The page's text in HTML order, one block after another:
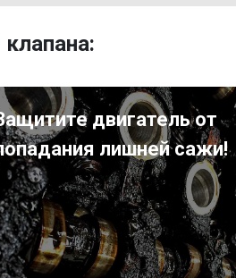
двигатель от
лишней сажи!